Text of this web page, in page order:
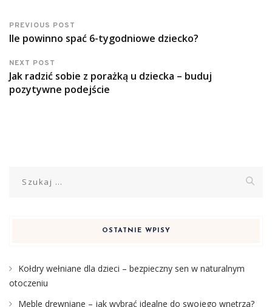
PREVIOUS POST
Ile powinno spać 6-tygodniowe dziecko?
NEXT POST
Jak radzić sobie z porażką u dziecka – buduj
pozytywne podejście
OSTATNIE WPISY
Kołdry wełniane dla dzieci – bezpieczny sen w naturalnym
otoczeniu
Meble drewniane – jak wybrać idealne do swojego wnętrza?